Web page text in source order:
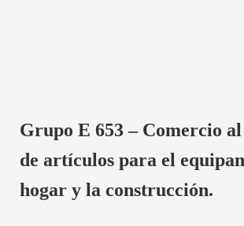
Grupo E 653 – Comercio
de artículos para el
hogar y la construcción.